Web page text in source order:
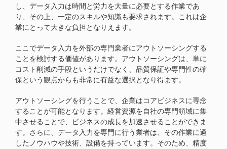
し、データ入力は時間と労力を大量に必要とする作業であ
り、その上、一定のスキルや知識も要求されます。これは企
業にとって大きな負担となりえます。
ここでデータ入力を外部の専門業者にアウトソーシングする
ことを検討する価値があります。アウトソーシングは、単に
コスト削減の手段というだけでなく、品質保証や専門性の確
保という観点からも非常に有益な選択となり得ます。
アウトソーシングを行うことで、企業はコアビジネスに専念
することが可能となります。経営資源を自社の専門領域に集
中させることで、ビジネスの成長を加速させることができま
す。さらに、データ入力を専門に行う業者は、その作業に適
したノウハウや技術、設備を持っています。そのため、精度